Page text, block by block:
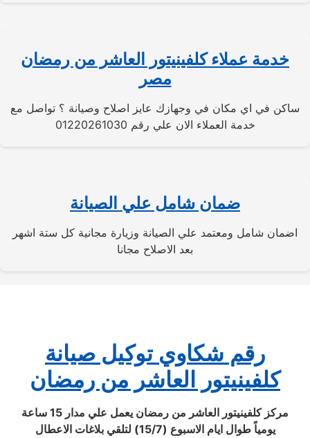
خدمة عملاء كلفينيتور العاشر من رمضان
مصر
ساكن في اي مكان في وجهازك عايز اصلاح وصيانة ؟ تواصل مع
خدمة العملاء الان علي رقم 01220261030
ضمان شامل علي الصيانة
اضمان شامل ومعتمد علي الصيانة وزيارة مجانية كل ستة اشهر
بعد الاصلاح مجانا
رقم شكاوي توكيل صيانة
كلفينيتور العاشر من رمضان
مركز كلفينيتور العاشر من رمضان يعمل علي مدار 15 ساعة
يومياً طوال ايام الاسبوع (15/7) لتلقي بلاغات الاعطال